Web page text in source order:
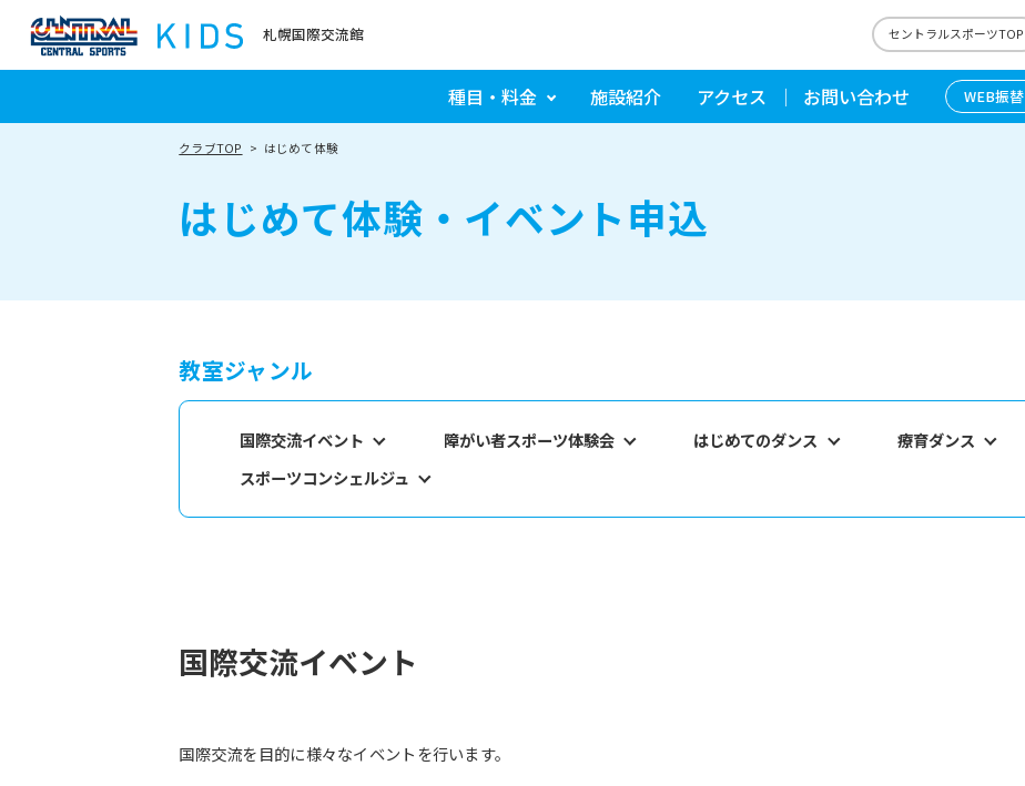
札幌国際交流館 セントラルスポーツTOP
種目・料金 施設紹介 アクセス お問い合わせ WEB振替
クラブTOP はじめて体験
はじめて体験・イベント申込
教室ジャンル
国際交流イベント 障がい者スポーツ体験会 はじめてのダンス
療育ダンス
スポーツコンシェルジュ
国際交流イベント
国際交流を目的に様々なイベントを行います。